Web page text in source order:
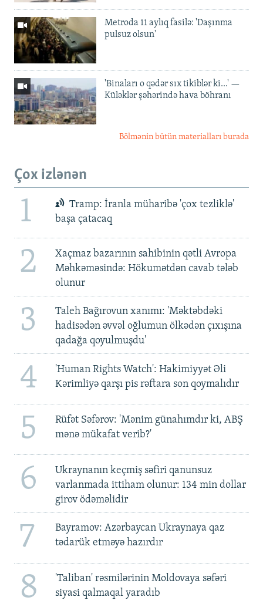
Metroda 11 aylıq fasilə: 'Daşınma
pulsuz olsun'
'Binaları o qədər sıx tikiblər ki...' —
Küləklər şəhərində hava böhranı
Bölmənin bütün materialları burada
Çox izlənən
1
Tramp: İranla müharibə 'çox tezliklə'
başa çatacaq
2
Xaçmaz bazarının sahibinin qətli Avropa
Məhkəməsində: Hökumətdən cavab tələb
olunur
3
Taleh Bağırovun xanımı: 'Məktəbdəki
hadisədən əvvəl oğlumun ölkədən çıxışına
qadağa qoyulmuşdu'
4
'Human Rights Watch': Hakimiyyət Əli
Kərimliyə qarşı pis rəftara son qoymalıdır
5
Rüfət Səfərov: 'Mənim günahımdır ki, ABŞ
mənə mükafat verib?'
6
Ukraynanın keçmiş səfiri qanunsuz
varlanmada ittiham olunur: 134 min dollar
girov ödəməlidir
7
Bayramov: Azərbaycan Ukraynaya qaz
tədarük etməyə hazırdır
8
'Taliban' rəsmilərinin Moldovaya səfəri
siyasi qalmaqal yaradıb